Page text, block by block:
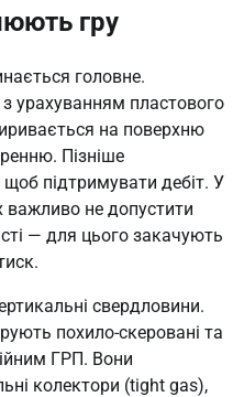
гру
головне.
урахуванням пластового
на поверхню
Пізніше
підтримувати дебіт. У
важливо не допустити
— для цього закачують
свердловини.
похило-скеровані та
ГРП. Вони
колектори (tight gas),